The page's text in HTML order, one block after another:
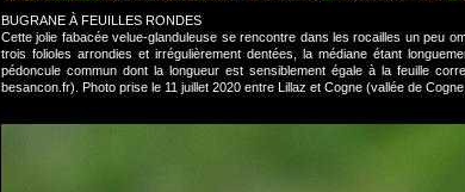
BUGRANE À FEUILLES RONDES
Cette jolie fabacée velue-glanduleuse se rencontre dans les rocailles un peu
trois folioles arrondies et irrégulièrement dentées, la médiane étant
pédoncule commun dont la longueur est sensiblement égale à la feuille
besancon.fr). Photo prise le 11 juillet 2020 entre Lillaz et Cogne (vallée de